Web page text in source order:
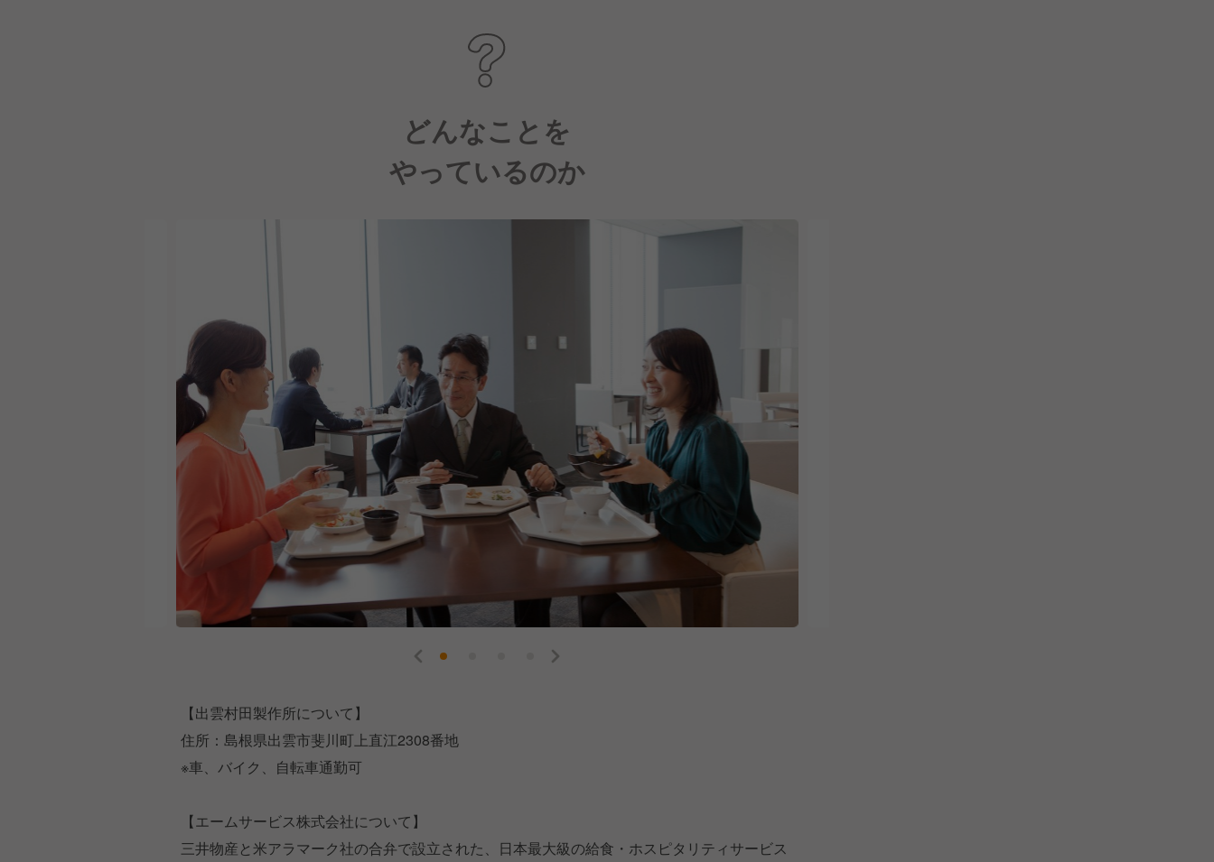
どんなことを
やっているのか
【出雲村田製作所について】
住所：島根県出雲市斐川町上直江2308番地
※車、バイク、自転車通勤可
【エームサービス株式会社について】
三井物産と米アラマーク社の合弁で設立された、日本最大級の給食・ホスピタリティサービス